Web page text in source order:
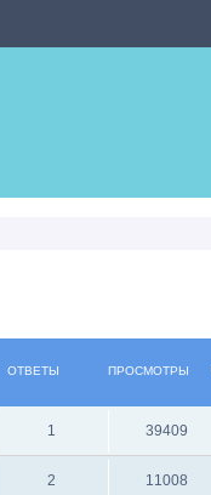
ОТВЕТЫ ПРОСМОТРЫ
1 39409
2 11008